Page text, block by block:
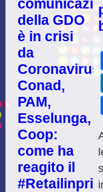
della GDO
è in crisi
da
Conad,
PAM,
Esselunga,
Coop:
come ha
reagito il